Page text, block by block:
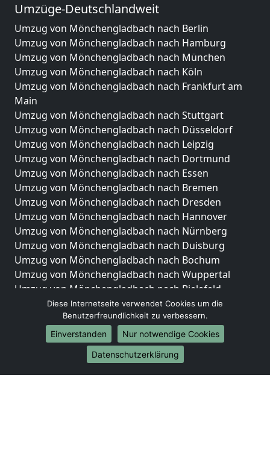
Umzüge-Deutschlandweit
Umzug von Mönchengladbach nach Berlin
Umzug von Mönchengladbach nach Hamburg
Umzug von Mönchengladbach nach München
Umzug von Mönchengladbach nach Köln
Umzug von Mönchengladbach nach Frankfurt am
Main
Umzug von Mönchengladbach nach Stuttgart
Umzug von Mönchengladbach nach Düsseldorf
Umzug von Mönchengladbach nach Leipzig
Umzug von Mönchengladbach nach Dortmund
Umzug von Mönchengladbach nach Essen
Umzug von Mönchengladbach nach Bremen
Umzug von Mönchengladbach nach Dresden
Umzug von Mönchengladbach nach Hannover
Umzug von Mönchengladbach nach Nürnberg
Umzug von Mönchengladbach nach Duisburg
Umzug von Mönchengladbach nach Bochum
Umzug von Mönchengladbach nach Wuppertal
Umzug von Mönchengladbach nach Bielefeld
Umzug von Mönchengladbach nach Bonn
Umzug von Mönchengladbach nach Münster
Internationale-Umzüge
Umzug von Mönchengladbach nach Brasilien
Umzug von Mönchengladbach nach Brunei
Diese Internetseite verwendet Cookies um die
Benutzerfreundlichkeit zu verbessern.
Einverstanden
Nur notwendige Cookies
Datenschutzerklärung